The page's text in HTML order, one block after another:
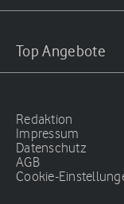
Top Angebote
Redaktion
Impressum
Datenschutz
AGB
Cookie-